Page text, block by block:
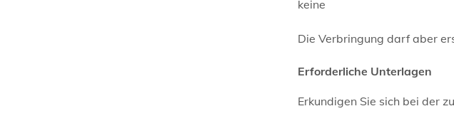
keine
Die Verbringung darf aber
Erforderliche Unterlagen
Erkundigen Sie sich bei der